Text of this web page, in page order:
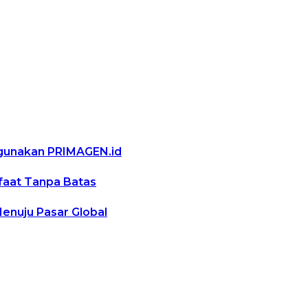
PRIMAGEN.id
Tanpa Batas
Pasar Global